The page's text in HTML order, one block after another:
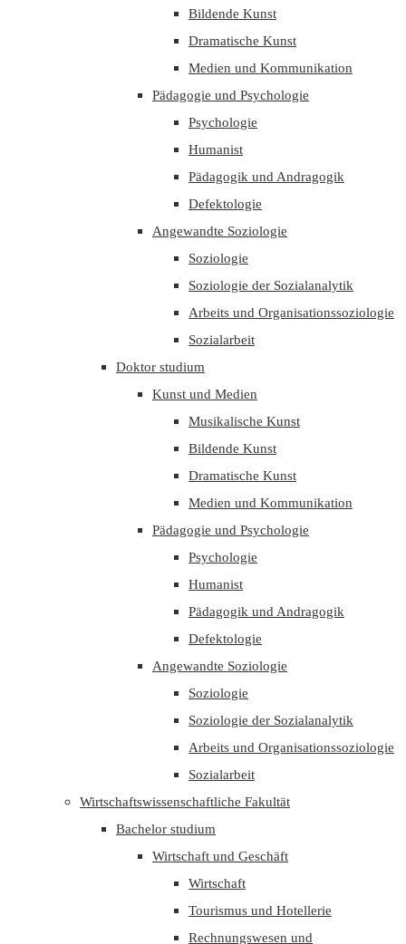
Bildende Kunst
Dramatische Kunst
Medien und Kommunikation
Pädagogie und Psychologie
Psychologie
Humanist
Pädagogik und Andragogik
Defektologie
Angewandte Soziologie
Soziologie
Soziologie der Sozialanalytik
Arbeits und Organisationssoziologie
Sozialarbeit
Doktor studium
Kunst und Medien
Musikalische Kunst
Bildende Kunst
Dramatische Kunst
Medien und Kommunikation
Pädagogie und Psychologie
Psychologie
Humanist
Pädagogik und Andragogik
Defektologie
Angewandte Soziologie
Soziologie
Soziologie der Sozialanalytik
Arbeits und Organisationssoziologie
Sozialarbeit
Wirtschaftswissenschaftliche Fakultät
Bachelor studium
Wirtschaft und Geschäft
Wirtschaft
Tourismus und Hotellerie
Rechnungswesen und